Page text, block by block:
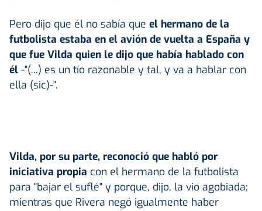
Pero dijo que él no sabía que el hermano de la
futbolista estaba en el avión de vuelta a España y
que fue Vilda quien le dijo que había hablado con
él -"(...) es un tío razonable y tal, y va a hablar con
ella (sic)-".
Vilda, por su parte, reconoció que habló por
iniciativa propia con el hermano de la futbolista
para "bajar el suflé" y porque, dijo, la vio agobiada;
mientras que Rivera negó igualmente haber